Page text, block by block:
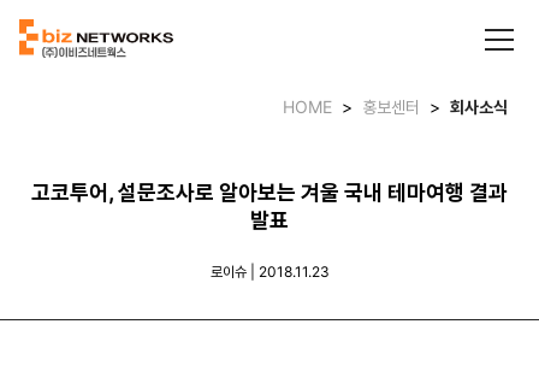
HOME > 홍보센터 > 회사소식
고코투어, 설문조사로 알아보는 겨울 국내 테마여행 결과
발표
로이슈 | 2018.11.23